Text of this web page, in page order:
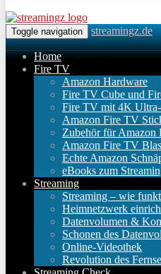
Toggle navigation streamingz.de
Home
Fire TV
Amazon Hardware
Fire TV Cube und
Fire TV mit 4K
Amazon Fire TV
Zubehör für Amazon
Amazon Fire TV
Echte Amazon
eBooks zum
Streaming
Streaming – wie
Heimnetzwerk
Datenvolumen &
Schonen des
Online-Videothek
Revolution des